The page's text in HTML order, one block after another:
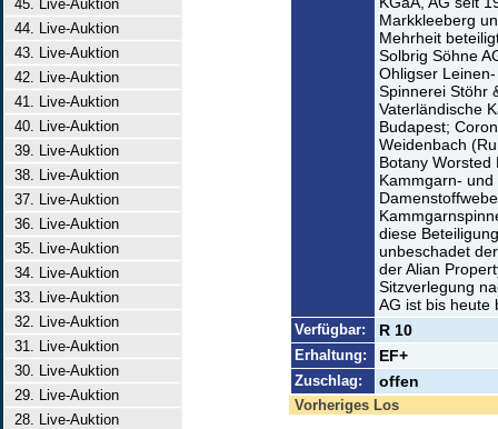
45. Live-Auktion
44. Live-Auktion
43. Live-Auktion
42. Live-Auktion
41. Live-Auktion
40. Live-Auktion
39. Live-Auktion
38. Live-Auktion
37. Live-Auktion
36. Live-Auktion
35. Live-Auktion
34. Live-Auktion
33. Live-Auktion
32. Live-Auktion
31. Live-Auktion
30. Live-Auktion
29. Live-Auktion
28. Live-Auktion
Markkleeberg
Mehrheit
Solbrig Söhne
Ohligser
Spinnerei Stöhr
Vaterländische
Budapest;
Weidenbach
Botany Worsted
Kammgarn-
diese
unbeschadet
der Alian
Sitzverlegung
AG ist bis heute
Verfügbar: R 10
Erhaltung: EF+
Zuschlag: offen
Vorheriges Los